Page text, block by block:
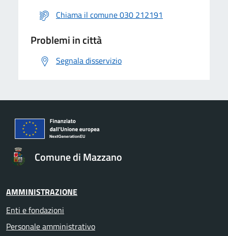
Chiama il comune 030 212191
Problemi in città
Segnala disservizio
Comune di Mazzano
AMMINISTRAZIONE
Enti e fondazioni
Personale amministrativo